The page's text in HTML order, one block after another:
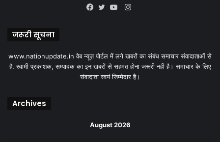
Instagram
जरूरी सूचना
www.nationupdate.in वेब न्यूज़ पोर्टल में लगे खबरों का संबंध समाचार संवादाताओं से
है, स्वामी प्रकाशक, सम्पादक का इन खबरों से सहमत होना जरूरी नही है। समाचार के लिए
संवादाता स्वयं जिम्मेदार है।
Archives
August 2026